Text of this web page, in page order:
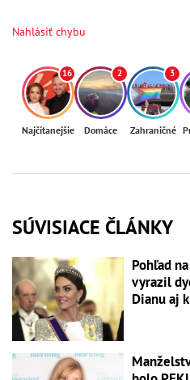
Nahlásiť chybu
16
Najčítanejšie
2
Domáce
3
Zahraničné
SÚVISIACE ČLÁNKY
Pohľad
vyrazil
Dianu aj